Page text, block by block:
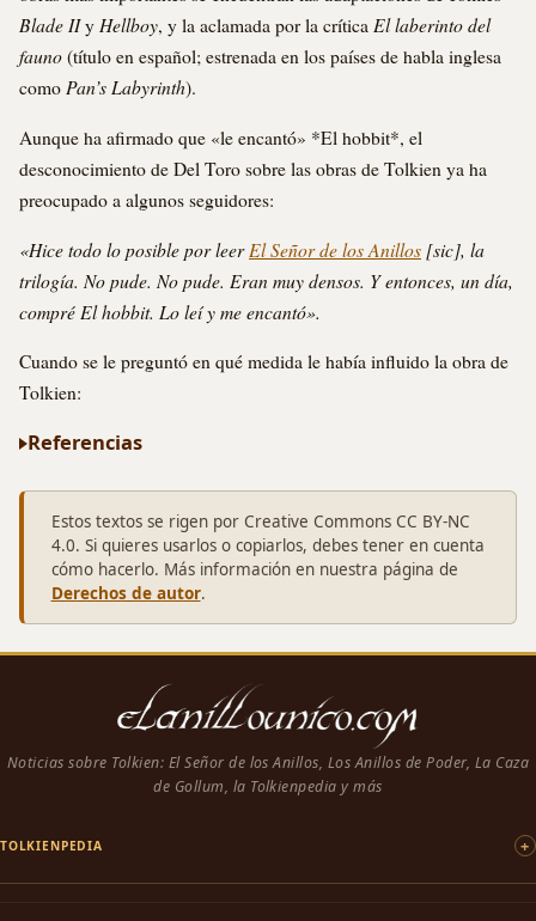
Blade IIy Hellboy, y la aclamada por la crítica El laberinto del
fauno (título en español; estrenada en los países de habla inglesa
como Pan’s Labyrinth).
Aunque ha afirmado que «le encantó» *El hobbit*, el
desconocimiento de Del Toro sobre las obras de Tolkien ya ha
preocupado a algunos seguidores:
«Hice todo lo posible por leerEl Señor de los Anillos [sic], la
trilogía. No pude. No pude. Eran muy densos. Y entonces, un día,
compré El hobbit. Lo leí y me encantó».
Cuando se le preguntó en qué medida le había influido la obra de
Tolkien:
Referencias
Estos textos se rigen por Creative Commons CC BY-NC
4.0. Si quieres usarlos o copiarlos, debes tener en cuenta
cómo hacerlo. Más información en nuestra página de
Derechos de autor.
Noticias sobre Tolkien: El Señor de los Anillos, Los Anillos de Poder, La Caza
de Gollum, la Tolkienpedia y más
TOLKIENPEDIA